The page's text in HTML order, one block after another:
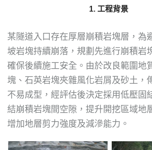
1. 工程背景
某隧道入口存在厚層崩積岩塊層，為
坡岩塊持續崩落，規劃先進行崩積岩
確保後續施工安全。由於改良範圍地
塊、石英岩塊夾雜風化岩屑及砂土，
不易成型，經評估後決定採用低壓固
結崩積岩塊間空隙，提升開挖區域地
增加地層剪力強度及減滲能力。